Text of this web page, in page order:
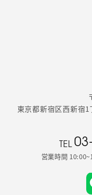
東京都新宿区西新宿
TEL
営業時間